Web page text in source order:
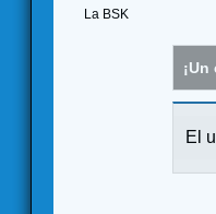
La BSK
El